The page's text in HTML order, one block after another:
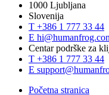
1000 Ljubljana
Slovenija
T +386 1 777 33 44
E
Centar podrške za
T +386 1 777 33 44
E
Početna stranica